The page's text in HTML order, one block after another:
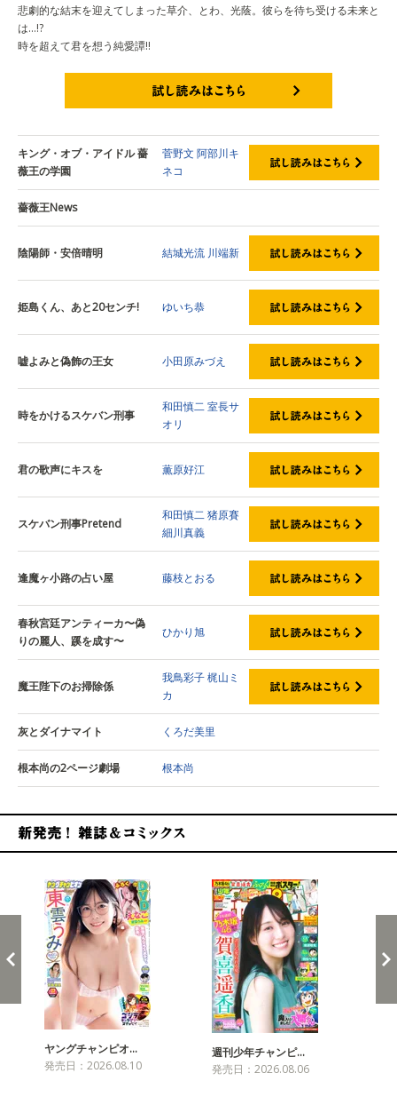
悲劇的な結末を迎えてしまった草介、とわ、光蔭。彼らを待ち受ける未来と
は…!?
時を超えて君を想う純愛譚!!
キング・オブ・アイドル 薔
薇王の学園
菅野文 阿部川キ
ネコ
薔薇王News
陰陽師・安倍晴明 結城光流川端新
姫島くん、あと20センチ! ゆいち恭
嘘よみと偽飾の王女 小田原みづえ
時をかけるスケバン刑事
和田慎二室長サ
オリ
君の歌声にキスを 薫原好江
スケバン刑事Pretend
和田慎二猪原賽
細川真義
逢魔ヶ小路の占い屋 藤枝とおる
春秋宮廷アンティーカ〜偽
りの麗人、蹊を成す〜
ひかり旭
魔王陛下のお掃除係
我鳥彩子梶山ミ
カ
灰とダイナマイト くろだ美里
根本尚の2ページ劇場 根本尚
ヤングチャンピオ…
発売日：2026.08.10
週刊少年チャンピ…
発売日：2026.08.06